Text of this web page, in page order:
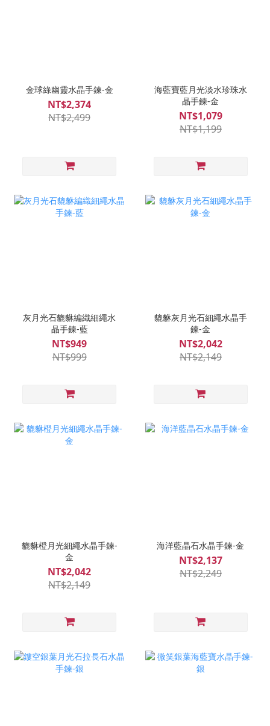
金球綠幽靈水晶手鍊-金
NT$2,374
NT$2,499
海藍寶藍月光淡水珍珠水
晶手鍊-金
NT$1,079
NT$1,199
灰月光石貔貅編織細繩水
晶手鍊-藍
NT$949
NT$999
貔貅灰月光石細繩水晶手
鍊-金
NT$2,042
NT$2,149
貔貅橙月光細繩水晶手鍊-
金
NT$2,042
NT$2,149
海洋藍晶石水晶手鍊-金
NT$2,137
NT$2,249